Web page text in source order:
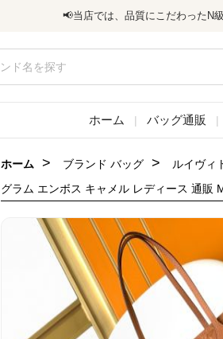
📢当店では、品質にこだわったN
ホーム | バッグ通販 |
ホーム > ブランド バッグ > ルイヴィ
グラム エンボス キャメル レディース 通販